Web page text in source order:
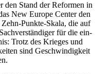
den Stand der Refor­men in
New Europe Center den
Punkte-Skala, die auf
für die ein­
Trotz des Krieges und
sind Geschwin­dig­keit